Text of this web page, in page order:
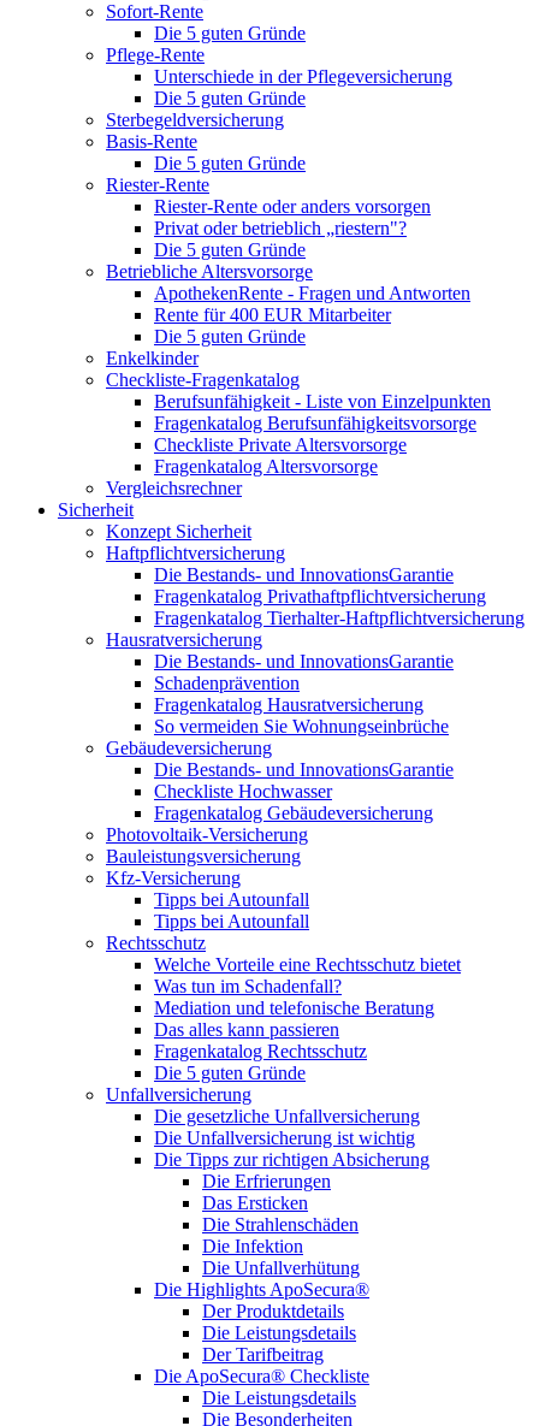
Sofort-Rente
Die 5 guten Gründe
Pflege-Rente
Unterschiede in der Pflegeversicherung
Die 5 guten Gründe
Sterbegeldversicherung
Basis-Rente
Die 5 guten Gründe
Riester-Rente
Riester-Rente oder anders vorsorgen
Privat oder betrieblich „riestern"?
Die 5 guten Gründe
Betriebliche Altersvorsorge
ApothekenRente - Fragen und Antworten
Rente für 400 EUR Mitarbeiter
Die 5 guten Gründe
Enkelkinder
Checkliste-Fragenkatalog
Berufsunfähigkeit - Liste von Einzelpunkten
Fragenkatalog Berufsunfähigkeitsvorsorge
Checkliste Private Altersvorsorge
Fragenkatalog Altersvorsorge
Vergleichsrechner
Sicherheit
Konzept Sicherheit
Haftpflichtversicherung
Die Bestands- und InnovationsGarantie
Fragenkatalog Privathaftpflichtversicherung
Fragenkatalog Tierhalter-Haftpflichtversicherung
Hausratversicherung
Die Bestands- und InnovationsGarantie
Schadenprävention
Fragenkatalog Hausratversicherung
So vermeiden Sie Wohnungseinbrüche
Gebäudeversicherung
Die Bestands- und InnovationsGarantie
Checkliste Hochwasser
Fragenkatalog Gebäudeversicherung
Photovoltaik-Versicherung
Bauleistungsversicherung
Kfz-Versicherung
Tipps bei Autounfall
Tipps bei Autounfall
Rechtsschutz
Welche Vorteile eine Rechtsschutz bietet
Was tun im Schadenfall?
Mediation und telefonische Beratung
Das alles kann passieren
Fragenkatalog Rechtsschutz
Die 5 guten Gründe
Unfallversicherung
Die gesetzliche Unfallversicherung
Die Unfallversicherung ist wichtig
Die Tipps zur richtigen Absicherung
Die Erfrierungen
Das Ersticken
Die Strahlenschäden
Die Infektion
Die Unfallverhütung
Die Highlights ApoSecura®
Der Produktdetails
Die Leistungsdetails
Der Tarifbeitrag
Die ApoSecura® Checkliste
Die Leistungsdetails
Die Besonderheiten